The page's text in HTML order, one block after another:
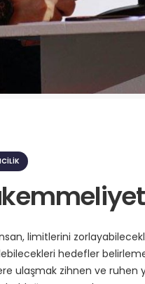
limitlerini
hedefler
ulaşmak zihnen ve ruhen